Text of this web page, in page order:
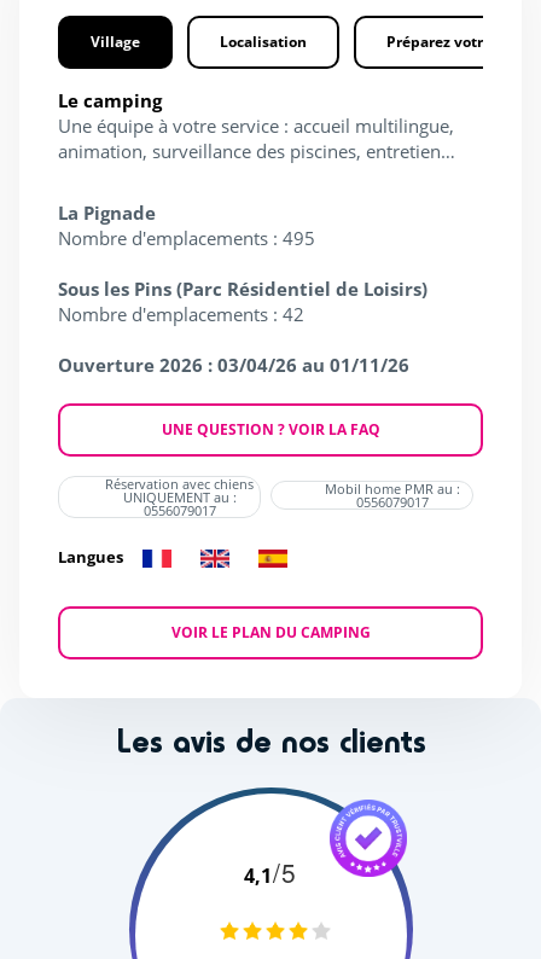
Village Localisation Préparez votre séjour
Le camping
Une équipe à votre service : accueil multilingue,
animation, surveillance des piscines, entretien…
La Pignade
Nombre d'emplacements : 495
Sous les Pins (Parc Résidentiel de Loisirs)
Nombre d'emplacements : 42
Ouverture 2026 : 03/04/26 au 01/11/26
UNE QUESTION ? VOIR LA FAQ
Réservation avec chiens
UNIQUEMENT au :
0556079017
Mobil home PMR au :
0556079017
Langues
VOIR LE PLAN DU CAMPING
Les avis de nos clients
4,1/5